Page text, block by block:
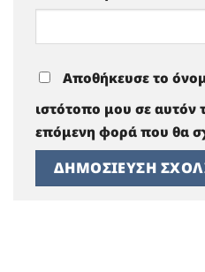
Αποθήκευσε το
ιστότοπο μου σε αυτόν
επόμενη φορά που θα